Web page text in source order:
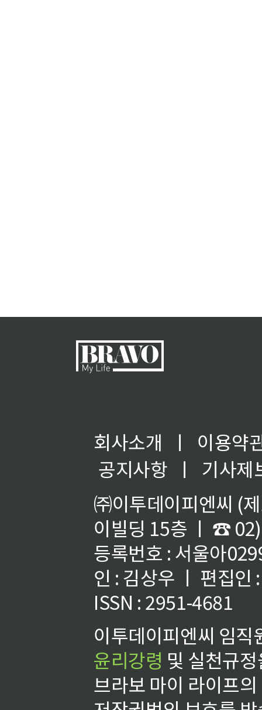
회사소개 ㅣ
이용약
공지사항
ㅣ
기사제
㈜이투데이피엔씨 (
이빌딩 15층 ㅣ ☎
등록번호 : 서울아
인 : 김상우 ㅣ 편집인
ISSN : 2951-4681
이투데이피엔씨 임
윤리강령 및 실천규
브라보 마이 라이프